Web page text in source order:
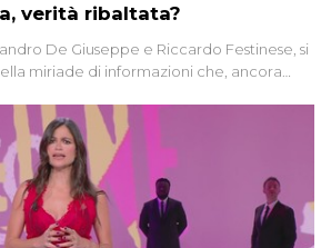
verità ribaltata?
De Giuseppe e Riccardo Festinese, si
miriade di informazioni che, ancora
degli ultimi anni. Lo speciale ricostruisce la
testimonianze, errori, dettagli
di un'indagine che sembra non avere